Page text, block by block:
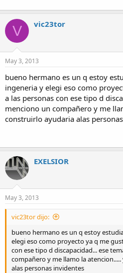
V vic23tor
May 3, 2013
bueno hermano es un q estoy
ingeneria y elegi eso como
a las personas con ese tipo d
menciono un compañero y me
construirlo ayudaria alas
EXELSIOR
May 3, 2013
vic23tor dijo:
bueno hermano es un q estoy
elegi eso como proyecto ya q me
con ese tipo d discapacidad... ese
compañero y me llamo la
alas personas invidentes